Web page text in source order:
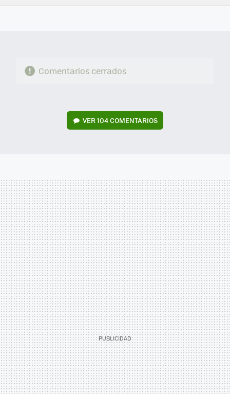
FACEBOOK
TWITTERFLIPBOARD
E-
WHATSAPP
Comentarios cerrados
VER104 COMENTARIOS